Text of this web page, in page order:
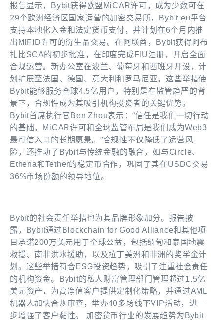
报告显示，Bybit获得欧盟MiCAR许可，成为少数可在
29个欧洲经济区国家运营的加密交易所，Bybit.eu平台
支持本地化入金和法定货币支付，并计划在6个月内推
出MiFID许可的衍生品交易。在阿联酋，Bybit获得阿布
扎比SCA的初步批准，在印度完成FIU注册，开启全面
合规运营。新办公室在波兰、葡萄牙和西班牙开设，计
划扩展至法国、德国、意大利和罗马尼亚。这些举措使
Bybit能够服务全球4.5亿用户，特别是在监管趋严的背
景下，合规性成为其吸引机构投资者的关键优势。
Bybit首席执行官Ben Zhou表示：“信任是我们一切行动
的基础，MiCAR许可和全球监管布局是我们成为Web3
最可信入口的长期愿景。”合规性不仅降低了运营风
险，还推动了Bybit与传统金融的融合，如与Circle、
Ethena和Tether的稳定币合作，巩固了其在USDC交易
36%市场份额的领导地位。
Bybit的社会责任举措也为其品牌形象加分。报告披
露，Bybit通过Blockchain for Good Alliance和其他项
目承诺200万美元用于全球公益，包括缅甸和泰国地震
救援、南非洪水援助，以及拉丁美洲和非洲的奖学金计
划。这些举措符合ESG投资趋势，吸引了注重社会责任
的机构资金。Bybit的私人财富管理部门管理超过1.5亿
美元资产，为高净值客户提供定制化策略，并通过AML
机器人加快合规审查，举办40多场线下VIP活动，进一
步增强了客户黏性。 加密货币行业的发展趋势为Bybit